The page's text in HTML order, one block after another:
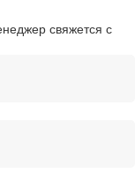
свяжется с